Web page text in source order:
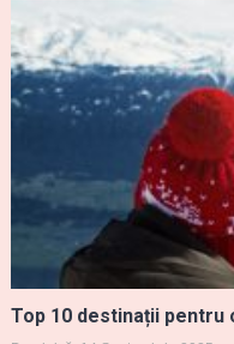
Top 10 destinații pentru